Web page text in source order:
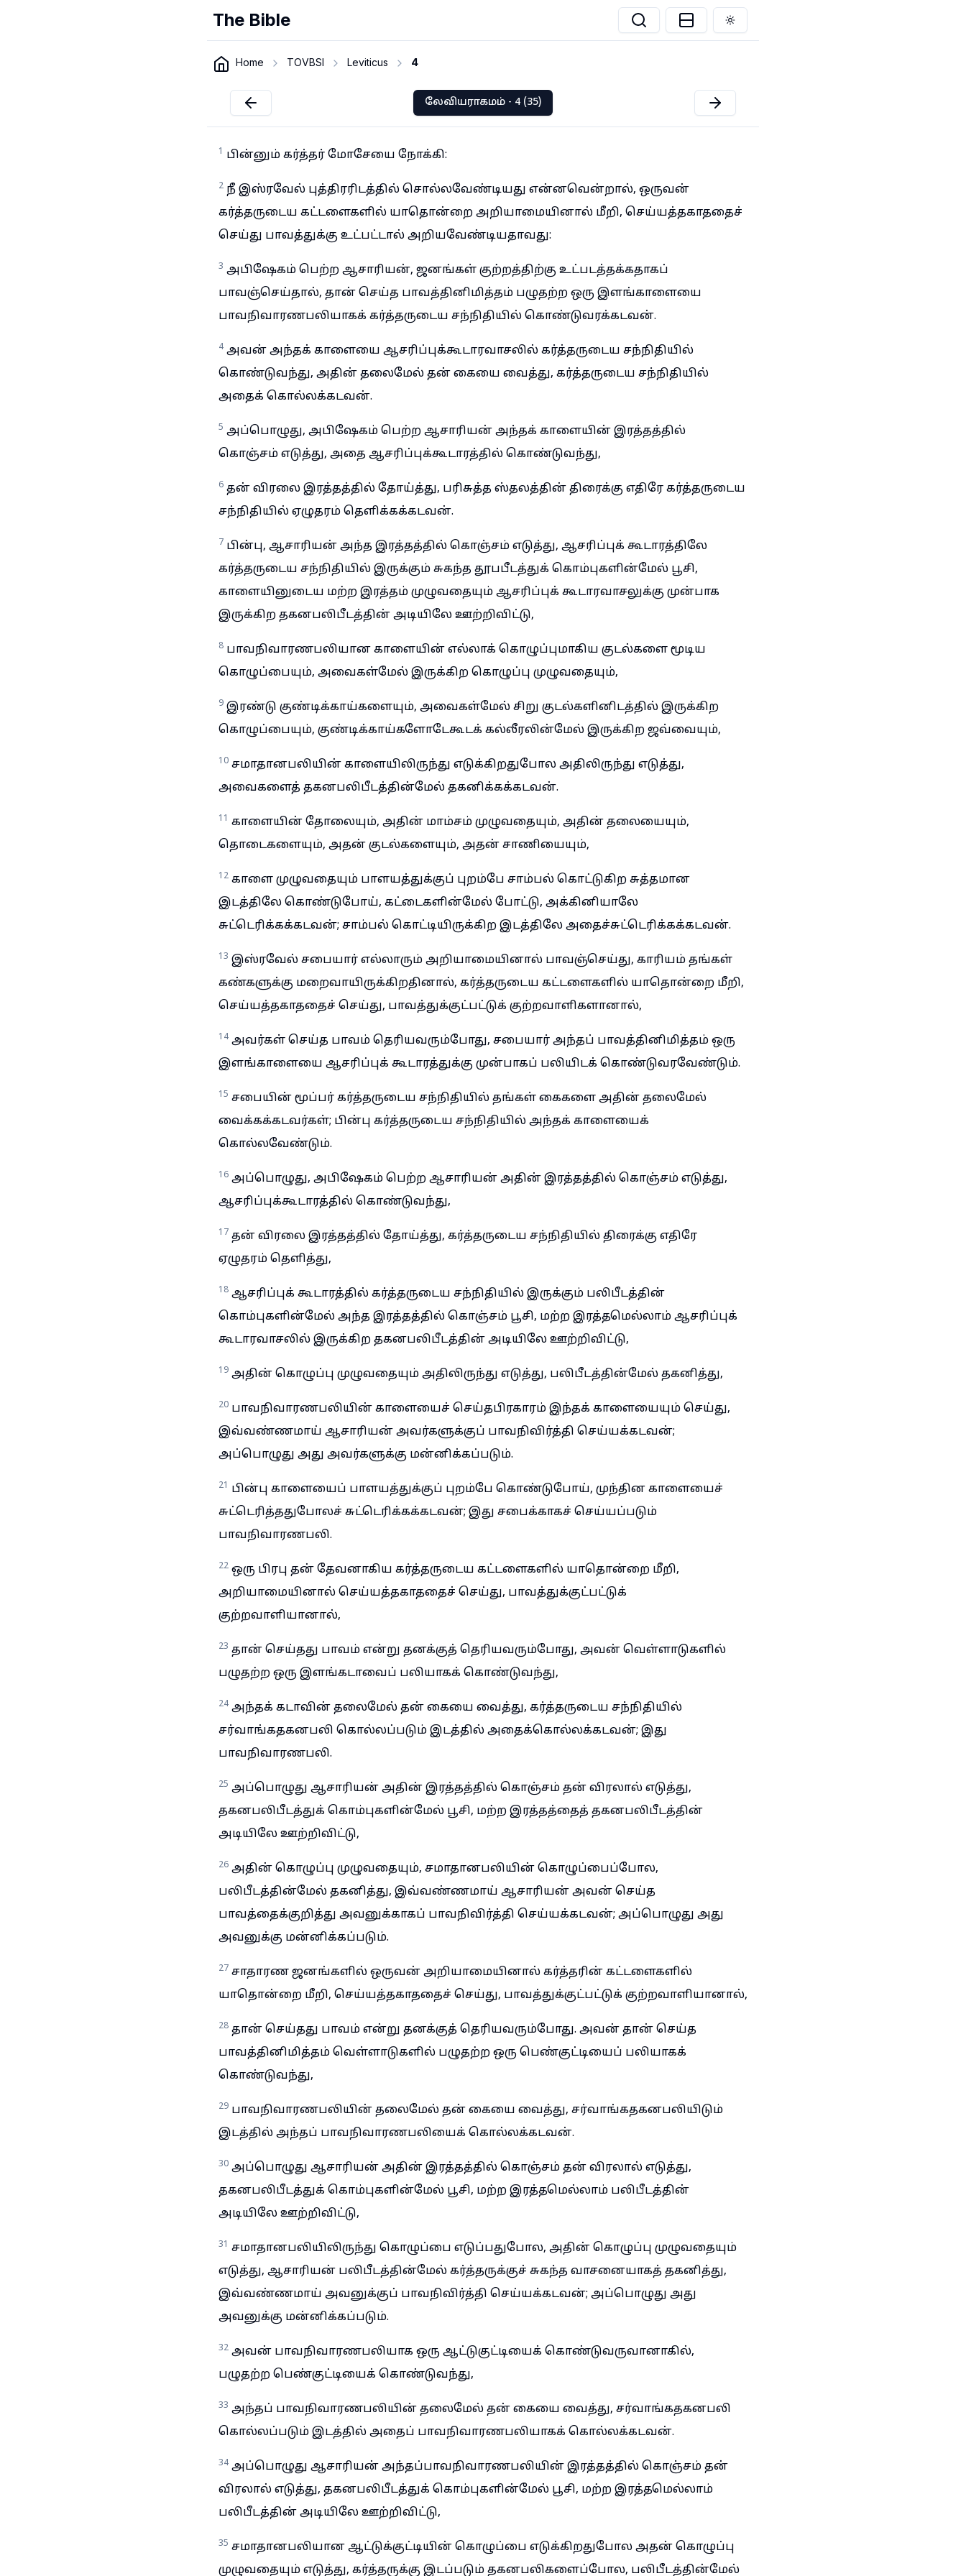
The Bible Toggle theme
Home TOVBSI Leviticus 4
லேவியராகமம் - 4 (35)
1 பின்னும் கர்த்தர் மோசேயை நோக்கி:
2 நீ இஸ்ரவேல் புத்திரரிடத்தில் சொல்லவேண்டியது என்னவென்றால், ஒருவன்
கர்த்தருடைய கட்டளைகளில் யாதொன்றை அறியாமையினால் மீறி, செய்யத்தகாததைச்
செய்து பாவத்துக்கு உட்பட்டால் அறியவேண்டியதாவது:
3 அபிஷேகம் பெற்ற ஆசாரியன், ஜனங்கள் குற்றத்திற்கு உட்படத்தக்கதாகப்
பாவஞ்செய்தால், தான் செய்த பாவத்தினிமித்தம் பழுதற்ற ஒரு இளங்காளையை
பாவநிவாரணபலியாகக் கர்த்தருடைய சந்நிதியில் கொண்டுவரக்கடவன்.
4 அவன் அந்தக் காளையை ஆசரிப்புக்கூடாரவாசலில் கர்த்தருடைய சந்நிதியில்
கொண்டுவந்து, அதின் தலைமேல் தன் கையை வைத்து, கர்த்தருடைய சந்நிதியில்
அதைக் கொல்லக்கடவன்.
5 அப்பொழுது, அபிஷேகம் பெற்ற ஆசாரியன் அந்தக் காளையின் இரத்தத்தில்
கொஞ்சம் எடுத்து, அதை ஆசரிப்புக்கூடாரத்தில் கொண்டுவந்து,
6 தன் விரலை இரத்தத்தில் தோய்த்து, பரிசுத்த ஸ்தலத்தின் திரைக்கு எதிரே கர்த்தருடைய
சந்நிதியில் ஏழுதரம் தெளிக்கக்கடவன்.
7 பின்பு, ஆசாரியன் அந்த இரத்தத்தில் கொஞ்சம் எடுத்து, ஆசரிப்புக் கூடாரத்திலே
கர்த்தருடைய சந்நிதியில் இருக்கும் சுகந்த தூபபீடத்துக் கொம்புகளின்மேல் பூசி,
காளையினுடைய மற்ற இரத்தம் முழுவதையும் ஆசரிப்புக் கூடாரவாசலுக்கு முன்பாக
இருக்கிற தகனபலிபீடத்தின் அடியிலே ஊற்றிவிட்டு,
8 பாவநிவாரணபலியான காளையின் எல்லாக் கொழுப்புமாகிய குடல்களை மூடிய
கொழுப்பையும், அவைகள்மேல் இருக்கிற கொழுப்பு முழுவதையும்,
9 இரண்டு குண்டிக்காய்களையும், அவைகள்மேல் சிறு குடல்களினிடத்தில் இருக்கிற
கொழுப்பையும், குண்டிக்காய்களோடேகூடக் கல்லீரலின்மேல் இருக்கிற ஜவ்வையும்,
10 சமாதானபலியின் காளையிலிருந்து எடுக்கிறதுபோல அதிலிருந்து எடுத்து,
அவைகளைத் தகனபலிபீடத்தின்மேல் தகனிக்கக்கடவன்.
11 காளையின் தோலையும், அதின் மாம்சம் முழுவதையும், அதின் தலையையும்,
தொடைகளையும், அதன் குடல்களையும், அதன் சாணியையும்,
12 காளை முழுவதையும் பாளயத்துக்குப் புறம்பே சாம்பல் கொட்டுகிற சுத்தமான
இடத்திலே கொண்டுபோய், கட்டைகளின்மேல் போட்டு, அக்கினியாலே
சுட்டெரிக்கக்கடவன்; சாம்பல் கொட்டியிருக்கிற இடத்திலே அதைச்சுட்டெரிக்கக்கடவன்.
13 இஸ்ரவேல் சபையார் எல்லாரும் அறியாமையினால் பாவஞ்செய்து, காரியம் தங்கள்
கண்களுக்கு மறைவாயிருக்கிறதினால், கர்த்தருடைய கட்டளைகளில் யாதொன்றை மீறி,
செய்யத்தகாததைச் செய்து, பாவத்துக்குட்பட்டுக் குற்றவாளிகளானால்,
14 அவர்கள் செய்த பாவம் தெரியவரும்போது, சபையார் அந்தப் பாவத்தினிமித்தம் ஒரு
இளங்காளையை ஆசரிப்புக் கூடாரத்துக்கு முன்பாகப் பலியிடக் கொண்டுவரவேண்டும்.
15 சபையின் மூப்பர் கர்த்தருடைய சந்நிதியில் தங்கள் கைகளை அதின் தலைமேல்
வைக்கக்கடவர்கள்; பின்பு கர்த்தருடைய சந்நிதியில் அந்தக் காளையைக்
கொல்லவேண்டும்.
16 அப்பொழுது, அபிஷேகம் பெற்ற ஆசாரியன் அதின் இரத்தத்தில் கொஞ்சம் எடுத்து,
ஆசரிப்புக்கூடாரத்தில் கொண்டுவந்து,
17 தன் விரலை இரத்தத்தில் தோய்த்து, கர்த்தருடைய சந்நிதியில் திரைக்கு எதிரே
ஏழுதரம் தெளித்து,
18 ஆசரிப்புக் கூடாரத்தில் கர்த்தருடைய சந்நிதியில் இருக்கும் பலிபீடத்தின்
கொம்புகளின்மேல் அந்த இரத்தத்தில் கொஞ்சம் பூசி, மற்ற இரத்தமெல்லாம் ஆசரிப்புக்
கூடாரவாசலில் இருக்கிற தகனபலிபீடத்தின் அடியிலே ஊற்றிவிட்டு,
19 அதின் கொழுப்பு முழுவதையும் அதிலிருந்து எடுத்து, பலிபீடத்தின்மேல் தகனித்து,
20 பாவநிவாரணபலியின் காளையைச் செய்தபிரகாரம் இந்தக் காளையையும் செய்து,
இவ்வண்ணமாய் ஆசாரியன் அவர்களுக்குப் பாவநிவிர்த்தி செய்யக்கடவன்;
அப்பொழுது அது அவர்களுக்கு மன்னிக்கப்படும்.
21 பின்பு காளையைப் பாளயத்துக்குப் புறம்பே கொண்டுபோய், முந்தின காளையைச்
சுட்டெரித்ததுபோலச் சுட்டெரிக்கக்கடவன்; இது சபைக்காகச் செய்யப்படும்
பாவநிவாரணபலி.
22 ஒரு பிரபு தன் தேவனாகிய கர்த்தருடைய கட்டளைகளில் யாதொன்றை மீறி,
அறியாமையினால் செய்யத்தகாததைச் செய்து, பாவத்துக்குட்பட்டுக்
குற்றவாளியானால்,
23 தான் செய்தது பாவம் என்று தனக்குத் தெரியவரும்போது, அவன் வெள்ளாடுகளில்
பழுதற்ற ஒரு இளங்கடாவைப் பலியாகக் கொண்டுவந்து,
24 அந்தக் கடாவின் தலைமேல் தன் கையை வைத்து, கர்த்தருடைய சந்நிதியில்
சர்வாங்கதகனபலி கொல்லப்படும் இடத்தில் அதைக்கொல்லக்கடவன்; இது
பாவநிவாரணபலி.
25 அப்பொழுது ஆசாரியன் அதின் இரத்தத்தில் கொஞ்சம் தன் விரலால் எடுத்து,
தகனபலிபீடத்துக் கொம்புகளின்மேல் பூசி, மற்ற இரத்தத்தைத் தகனபலிபீடத்தின்
அடியிலே ஊற்றிவிட்டு,
26 அதின் கொழுப்பு முழுவதையும், சமாதானபலியின் கொழுப்பைப்போல,
பலிபீடத்தின்மேல் தகனித்து, இவ்வண்ணமாய் ஆசாரியன் அவன் செய்த
பாவத்தைக்குறித்து அவனுக்காகப் பாவநிவிர்த்தி செய்யக்கடவன்; அப்பொழுது அது
அவனுக்கு மன்னிக்கப்படும்.
27 சாதாரண ஜனங்களில் ஒருவன் அறியாமையினால் கர்த்தரின் கட்டளைகளில்
யாதொன்றை மீறி, செய்யத்தகாததைச் செய்து, பாவத்துக்குட்பட்டுக் குற்றவாளியானால்,
28 தான் செய்தது பாவம் என்று தனக்குத் தெரியவரும்போது. அவன் தான் செய்த
பாவத்தினிமித்தம் வெள்ளாடுகளில் பழுதற்ற ஒரு பெண்குட்டியைப் பலியாகக்
கொண்டுவந்து,
29 பாவநிவாரணபலியின் தலைமேல் தன் கையை வைத்து, சர்வாங்கதகனபலியிடும்
இடத்தில் அந்தப் பாவநிவாரணபலியைக் கொல்லக்கடவன்.
30 அப்பொழுது ஆசாரியன் அதின் இரத்தத்தில் கொஞ்சம் தன் விரலால் எடுத்து,
தகனபலிபீடத்துக் கொம்புகளின்மேல் பூசி, மற்ற இரத்தமெல்லாம் பலிபீடத்தின்
அடியிலே ஊற்றிவிட்டு,
31 சமாதானபலியிலிருந்து கொழுப்பை எடுப்பதுபோல, அதின் கொழுப்பு முழுவதையும்
எடுத்து, ஆசாரியன் பலிபீடத்தின்மேல் கர்த்தருக்குச் சுகந்த வாசனையாகத் தகனித்து,
இவ்வண்ணமாய் அவனுக்குப் பாவநிவிர்த்தி செய்யக்கடவன்; அப்பொழுது அது
அவனுக்கு மன்னிக்கப்படும்.
32 அவன் பாவநிவாரணபலியாக ஒரு ஆட்டுகுட்டியைக் கொண்டுவருவானாகில்,
பழுதற்ற பெண்குட்டியைக் கொண்டுவந்து,
33 அந்தப் பாவநிவாரணபலியின் தலைமேல் தன் கையை வைத்து, சர்வாங்கதகனபலி
கொல்லப்படும் இடத்தில் அதைப் பாவநிவாரணபலியாகக் கொல்லக்கடவன்.
34 அப்பொழுது ஆசாரியன் அந்தப்பாவநிவாரணபலியின் இரத்தத்தில் கொஞ்சம் தன்
விரலால் எடுத்து, தகனபலிபீடத்துக் கொம்புகளின்மேல் பூசி, மற்ற இரத்தமெல்லாம்
பலிபீடத்தின் அடியிலே ஊற்றிவிட்டு,
35 சமாதானபலியான ஆட்டுக்குட்டியின் கொழுப்பை எடுக்கிறதுபோல அதன் கொழுப்பு
முழுவதையும் எடுத்து, கர்த்தருக்கு இடப்படும் தகனபலிகளைப்போல, பலிபீடத்தின்மேல்